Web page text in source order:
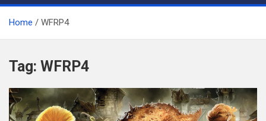
Home WFRP4
Tag: WFRP4